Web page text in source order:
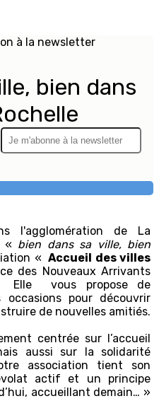
à la newsletter
bien dans
l'agglomération de La
« bien dans sa ville, bien
« Accueil des villes
des Nouveaux Arrivants
Elle vous propose de
occasions pour découvrir
de nouvelles amitiés.
centrée sur l’accueil
aussi sur la solidarité
association tient son
actif et un principe
accueillant demain… »